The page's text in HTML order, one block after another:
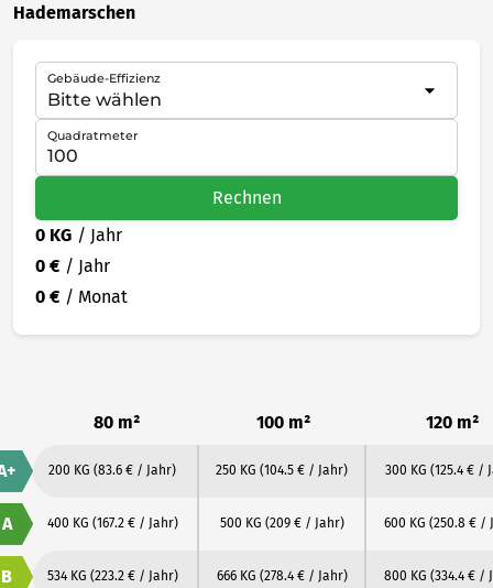
Hademarschen
Gebäude-Effizienz
Quadratmeter
Rechnen
0 KG / Jahr
0 € / Jahr
0 € / Monat
80 m² 100 m² 120 m²
200 KG (83.6 € / Jahr) 250 KG (104.5 € / Jahr) 300 KG (125.4 € /
A 400 KG (167.2 € / Jahr) 500 KG (209 € / Jahr) 600 KG (250.8 € /
B 534 KG (223.2 € / Jahr) 666 KG (278.4 € / Jahr) 800 KG (334.4 € /